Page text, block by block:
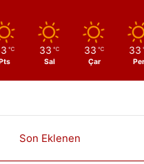
℃ 33 ℃
Sal
33 ℃
Çar
33
Per
Son Eklenen